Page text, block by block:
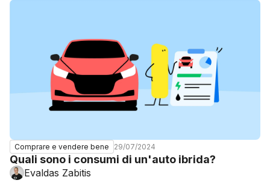
Comprare e vendere bene 29/07/2024
Quali sono i consumi di un'auto ibrida?
Evaldas Zabitis